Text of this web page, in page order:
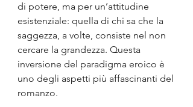
di potere, ma per un’attitudine
esistenziale: quella di chi sa che la
saggezza, a volte, consiste nel non
cercare la grandezza. Questa
inversione del paradigma eroico è
uno degli aspetti più affascinanti del
romanzo.